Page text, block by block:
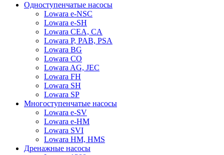
Одноступенчатые насосы
Lowara e-NSC
Lowara e-SH
Lowara CEA, CA
Lowara P, PAB, PSA
Lowara BG
Lowara CO
Lowara AG, JEC
Lowara FH
Lowara SH
Lowara SP
Многоступенчатые насосы
Lowara e-SV
Lowara e-HM
Lowara SVI
Lowara HM, HMS
Дренажные насосы